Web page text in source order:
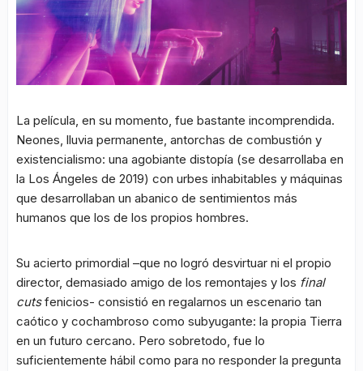
La película, en su momento, fue bastante incomprendida.
Neones, lluvia permanente, antorchas de combustión y
existencialismo: una agobiante distopía (se desarrollaba en
la Los Ángeles de 2019) con urbes inhabitables y máquinas
que desarrollaban un abanico de sentimientos más
humanos que los de los propios hombres.
Su acierto primordial –que no logró desvirtuar ni el propio
director, demasiado amigo de los remontajes y los final
cutsfenicios- consistió en regalarnos un escenario tan
caótico y cochambroso como subyugante: la propia Tierra
en un futuro cercano. Pero sobretodo, fue lo
suficientemente hábil como para no responder la pregunta